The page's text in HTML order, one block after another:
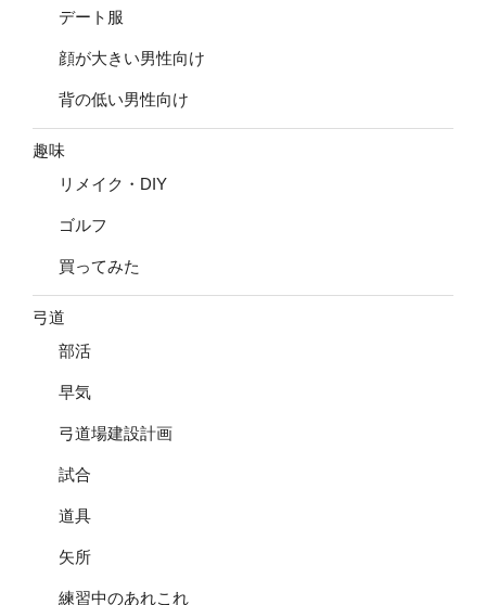
デート服
顔が大きい男性向け
背の低い男性向け
趣味
リメイク・DIY
ゴルフ
買ってみた
弓道
部活
早気
弓道場建設計画
試合
道具
矢所
練習中のあれこれ